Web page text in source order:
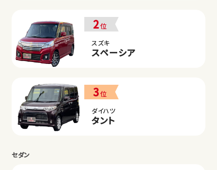
2位
スズキ
スペーシア
3位
ダイハツ
タント
セダン